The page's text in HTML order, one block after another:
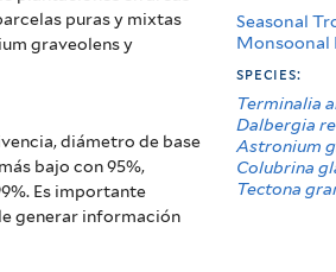
puras y mixtas
graveolens y
diámetro de base
bajo con 95%,
Es importante
generar información
Seasonal
Monsoonal
species:
Terminalia
Dalbergia
Astronium
Colubrina
Tectona